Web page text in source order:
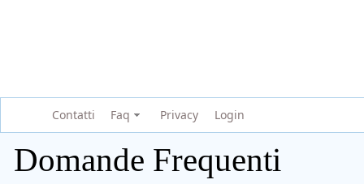
Contatti Faq Privacy Login
Domande Frequenti